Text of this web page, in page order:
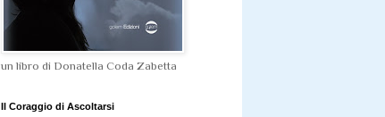
un libro di Donatella Coda Zabetta
Il Coraggio di Ascoltarsi